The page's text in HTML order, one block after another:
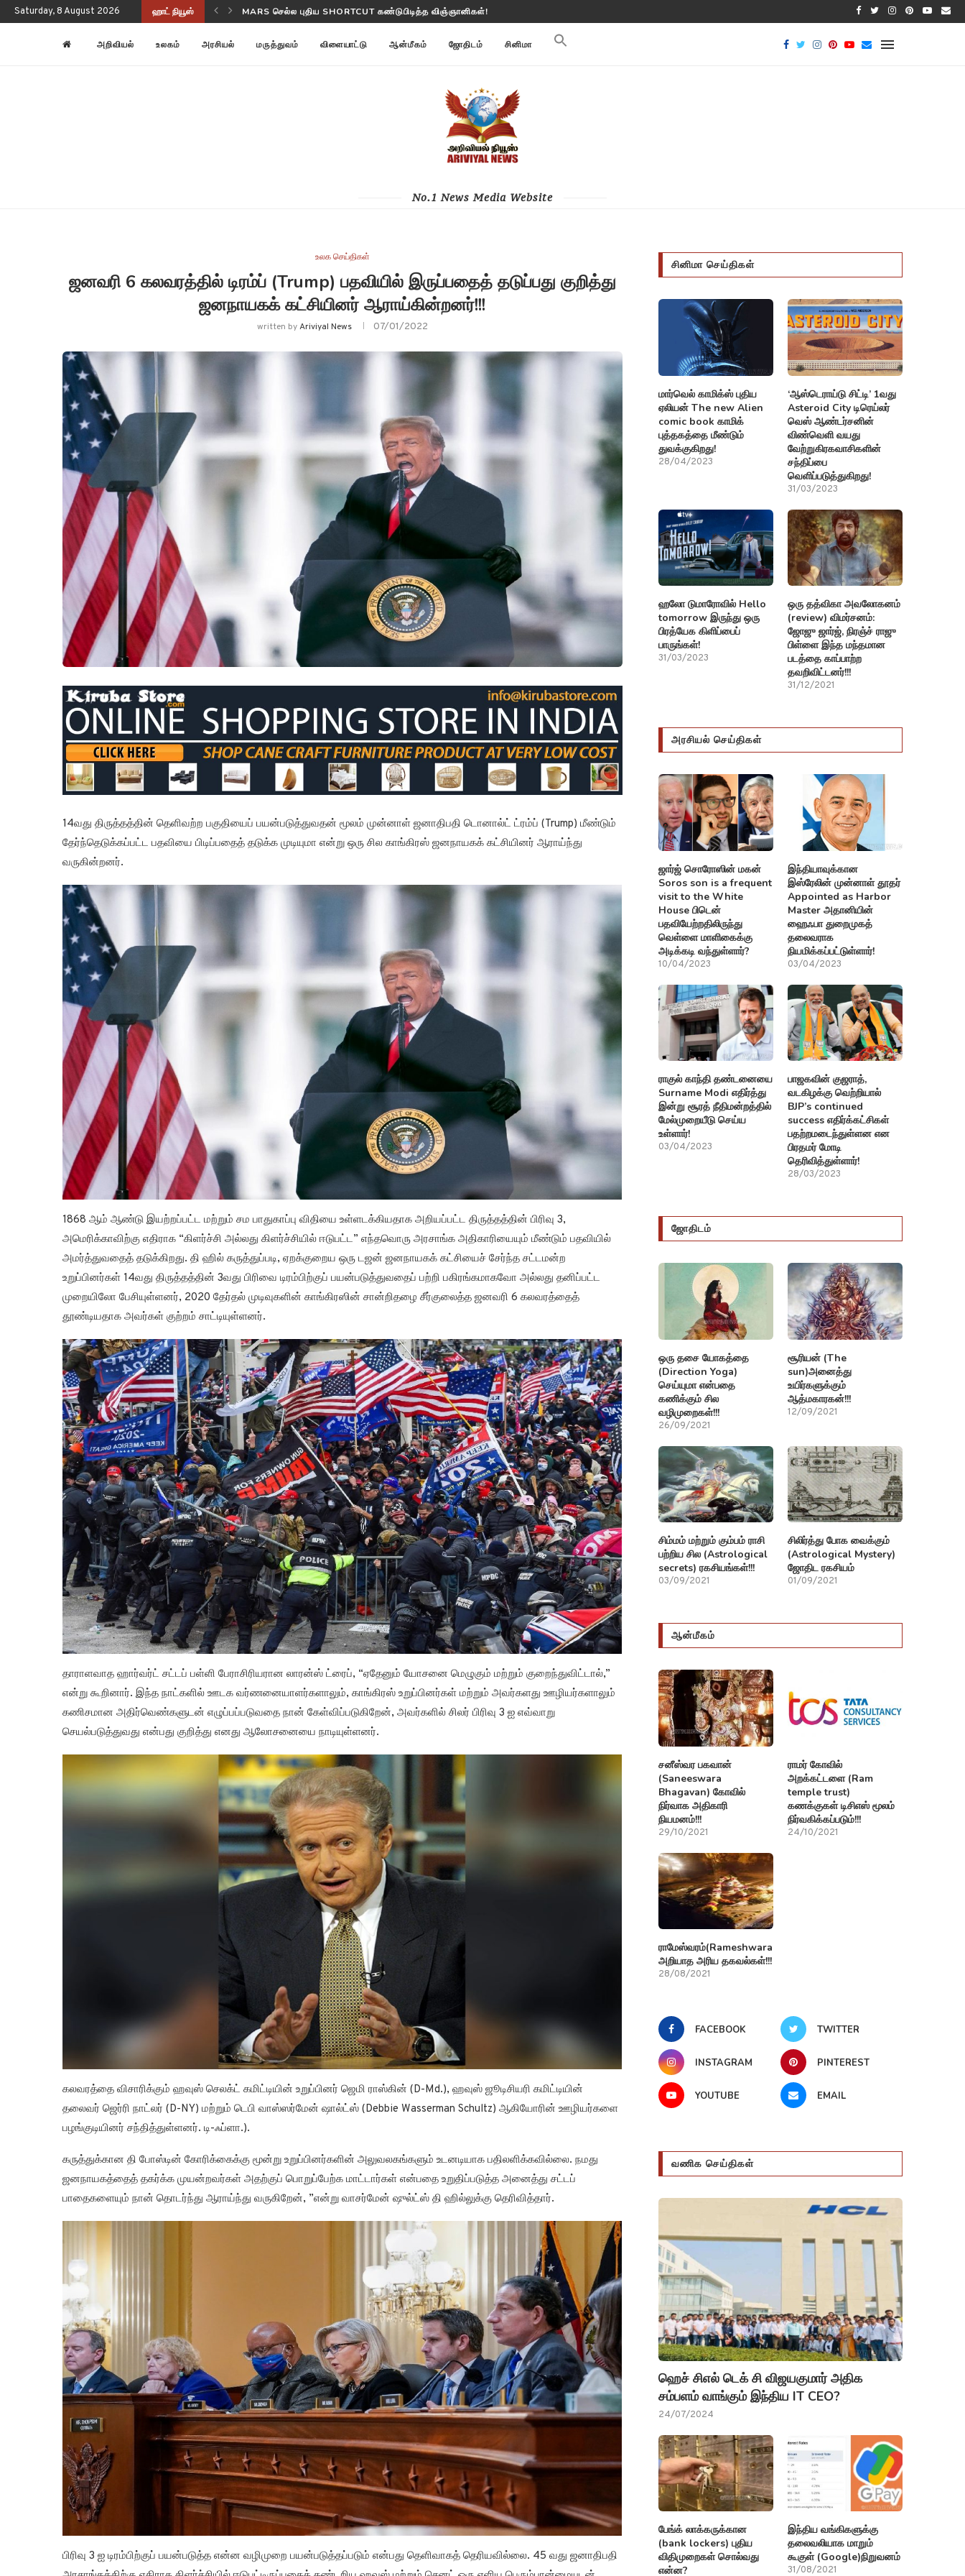
Saturday, 8 August 2026 ஹாட் நியூஸ் NASA-ISRO NISAR பூமி மாற்றங்களை கண்காணிக்கிறது
அறிவியல் உலகம் அரசியல் மருத்துவம் விளையாட்டு ஆன்மீகம் ஜோதிடம் சினிமா
No.1 News Media Website
உலக செய்திகள்
ஜனவரி 6 கலவரத்தில் டிரம்ப் (Trump) பதவியில் இருப்பதைத் தடுப்பது குறித்து
ஜனநாயகக் கட்சியினர் ஆராய்கின்றனர்!!!
written byAriviyal News 07/01/2022
14வது திருத்தத்தின் தெளிவற்ற பகுதியைப் பயன்படுத்துவதன் மூலம் முன்னாள் ஜனாதிபதி டொனால்ட் ட்ரம்ப் (Trump) மீண்டும்
தேர்ந்தெடுக்கப்பட்ட பதவியை பிடிப்பதைத் தடுக்க முடியுமா என்று ஒரு சில காங்கிரஸ் ஜனநாயகக் கட்சியினர் ஆராய்ந்து
வருகின்றனர்.
1868 ஆம் ஆண்டு இயற்றப்பட்ட மற்றும் சம பாதுகாப்பு விதியை உள்ளடக்கியதாக அறியப்பட்ட திருத்தத்தின் பிரிவு 3,
அமெரிக்காவிற்கு எதிராக “கிளர்ச்சி அல்லது கிளர்ச்சியில் ஈடுபட்ட” எந்தவொரு அரசாங்க அதிகாரியையும் மீண்டும் பதவியில்
அமர்த்துவதைத் தடுக்கிறது. தி ஹில் கருத்துப்படி, ஏறக்குறைய ஒரு டஜன் ஜனநாயகக் கட்சியைச் சேர்ந்த சட்டமன்ற
உறுப்பினர்கள் 14வது திருத்தத்தின் 3வது பிரிவை டிரம்பிற்குப் பயன்படுத்துவதைப் பற்றி பகிரங்கமாகவோ அல்லது தனிப்பட்ட
முறையிலோ பேசியுள்ளனர், 2020 தேர்தல் முடிவுகளின் காங்கிரஸின் சான்றிதழை சீர்குலைத்த ஜனவரி 6 கலவரத்தைத்
தூண்டியதாக அவர்கள் குற்றம் சாட்டியுள்ளனர்.
தாராளவாத ஹார்வர்ட் சட்டப் பள்ளி பேராசிரியரான லாரன்ஸ் ட்ரைப், “ஏதேனும் யோசனை மெழுகும் மற்றும் குறைந்துவிட்டால்,”
என்று கூறினார். இந்த நாட்களில் ஊடக வர்ணனையாளர்களாலும், காங்கிரஸ் உறுப்பினர்கள் மற்றும் அவர்களது ஊழியர்களாலும்
கணிசமான அதிர்வெண்களுடன் எழுப்பப்படுவதை நான் கேள்விப்படுகிறேன், அவர்களில் சிலர் பிரிவு 3 ஐ எவ்வாறு
செயல்படுத்துவது என்பது குறித்து எனது ஆலோசனையை நாடியுள்ளனர்.
கலவரத்தை விசாரிக்கும் ஹவுஸ் செலக்ட் கமிட்டியின் உறுப்பினர் ஜெமி ராஸ்கின் (D-Md.), ஹவுஸ் ஜூடிசியரி கமிட்டியின்
தலைவர் ஜெர்ரி நாட்லர் (D-NY) மற்றும் டெபி வாஸ்ஸர்மேன் ஷால்ட்ஸ் (Debbie Wasserman Schultz) ஆகியோரின் ஊழியர்களை
பழங்குடியினர் சந்தித்துள்ளனர். டி-ஃப்ளா.).
கருத்துக்கான தி போஸ்டின் கோரிக்கைக்கு மூன்று உறுப்பினர்களின் அலுவலகங்களும் உடனடியாக பதிலளிக்கவில்லை. நமது
ஜனநாயகத்தைத் தகர்க்க முயன்றவர்கள் அதற்குப் பொறுப்பேற்க மாட்டார்கள் என்பதை உறுதிப்படுத்த அனைத்து சட்டப்
பாதைகளையும் நான் தொடர்ந்து ஆராய்ந்து வருகிறேன், ”என்று வாசர்மேன் ஷுல்ட்ஸ் தி ஹில்லுக்கு தெரிவித்தார்.
பிரிவு 3 ஐ டிரம்பிற்குப் பயன்படுத்த என்ன வழிமுறை பயன்படுத்தப்படும் என்பது தெளிவாகத் தெரியவில்லை. 45 வது ஜனாதிபதி
சினிமா செய்திகள்
மார்வெல் காமிக்ஸ் புதிய
ஏலியன் The new Alien
comic book காமிக்
புத்தகத்தை மீண்டும்
துவக்குகிறது!
28/04/2023
‘ஆஸ்டெராய்டு சிட்டி’ 1வது
Asteroid City டிரெய்லர்
வெஸ் ஆண்டர்சனின்
விண்வெளி வயது
வேற்றுகிரகவாசிகளின்
சந்திப்பை
வெளிப்படுத்துகிறது!
31/03/2023
ஹலோ டுமாரோவில் Hello
tomorrow இருந்து ஒரு
பிரத்யேக கிளிப்பைப்
பாருங்கள்!
31/03/2023
ஒரு தத்விகா அவலோகனம்
(review) விமர்சனம்:
ஜோஜு ஜார்ஜ், நிரஞ்ச் ராஜு
பிள்ளை இந்த மந்தமான
படத்தை காப்பாற்ற
தவறிவிட்டனர்!!!
31/12/2021
அரசியல் செய்திகள்
ஜார்ஜ் சொரோஸின் மகன்
Soros son is a frequent
visit to the White
House பிடென்
பதவியேற்றதிலிருந்து
வெள்ளை மாளிகைக்கு
அடிக்கடி வந்துள்ளார்?
10/04/2023
இந்தியாவுக்கான
இஸ்ரேலின் முன்னாள் தூதர்
Appointed as Harbor
Master அதானியின்
ஹைஃபா துறைமுகத்
தலைவராக
நியமிக்கப்பட்டுள்ளார்!
03/04/2023
ராகுல் காந்தி தண்டனையை
Surname Modi எதிர்த்து
இன்று சூரத் நீதிமன்றத்தில்
மேல்முறையீடு செய்ய
உள்ளார்!
03/04/2023
பாஜகவின் குஜராத்,
வடகிழக்கு வெற்றியால்
BJP’s continued
success எதிர்க்கட்சிகள்
பதற்றமடைந்துள்ளன என
பிரதமர் மோடி
தெரிவித்துள்ளார்!
28/03/2023
ஜோதிடம்
ஒரு தசை யோகத்தை
(Direction Yoga)
செய்யுமா என்பதை
கணிக்கும் சில
வழிமுறைகள்!!!
26/09/2021
சூரியன் (The
sun)அனைத்து
உயிர்களுக்கும்
ஆத்மகாரகன்!!!
12/09/2021
சிம்மம் மற்றும் கும்பம் ராசி
பற்றிய சில (Astrological
secrets) ரகசியங்கள்!!!
03/09/2021
சிலிர்த்து போக வைக்கும்
(Astrological Mystery)
ஜோதிட ரகசியம்
01/09/2021
ஆன்மீகம்
சனீஸ்வர பகவான்
(Saneeswara
Bhagavan) கோவில்
நிர்வாக அதிகாரி
நியமனம்!!!
29/10/2021
ராமர் கோவில்
அறக்கட்டளை (Ram
temple trust)
கணக்குகள் டிசிஎஸ் மூலம்
நிர்வகிக்கப்படும்!!!
24/10/2021
ராமேஸ்வரம்(Rameshwaram)பற்றி
அறியாத அரிய தகவல்கள்!!!
28/08/2021
FACEBOOK TWITTER
INSTAGRAM PINTEREST
YOUTUBE EMAIL
வணிக செய்திகள்
ஹெச் சிஎல் டெக் சி விஜயகுமார் அதிக
சம்பளம் வாங்கும் இந்திய IT CEO?
24/07/2024
பேங்க் லாக்கருக்கான
(bank lockers) புதிய
விதிமுறைகள் சொல்வது
என்ன?
இந்திய வங்கிகளுக்கு
தலைவலியாக மாறும்
கூகுள் (Google)நிறுவனம்
31/08/2021